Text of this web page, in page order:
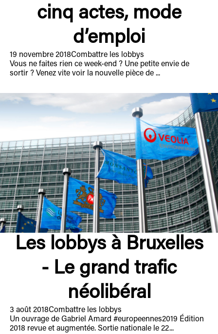
cinq actes, mode
d’emploi
19 novembre 2018Combattre les lobbys
Vous ne faites rien ce week-end ? Une petite envie de
sortir ? Venez vite voir la nouvelle pièce de ...
Les lobbys à Bruxelles
- Le grand trafic
néolibéral
3 août 2018Combattre les lobbys
Un ouvrage de Gabriel Amard #europeennes2019 Édition
2018 revue et augmentée. Sortie nationale le 22...